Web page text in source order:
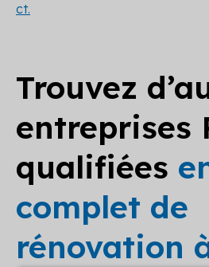
ct.
Trouvez
entreprises
qualifiées
complet de
rénovation